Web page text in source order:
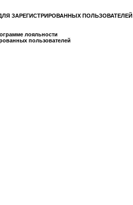
ЗАРЕГИСТРИРОВАННЫХ ПОЛЬЗОВАТЕЛЕЙ
лояльности
пользователей